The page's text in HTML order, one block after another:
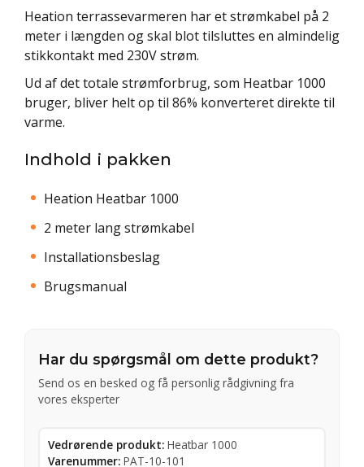
Heation terrassevarmeren har et strømkabel på 2
meter i længden og skal blot tilsluttes en almindelig
stikkontakt med 230V strøm.
Ud af det totale strømforbrug, som Heatbar 1000
bruger, bliver helt op til 86% konverteret direkte til
varme.
Indhold i pakken
Heation Heatbar 1000
2 meter lang strømkabel
Installationsbeslag
Brugsmanual
Har du spørgsmål om dette produkt?
Send os en besked og få personlig rådgivning fra
vores eksperter
Vedrørende produkt: Heatbar 1000
Varenummer: PAT-10-101